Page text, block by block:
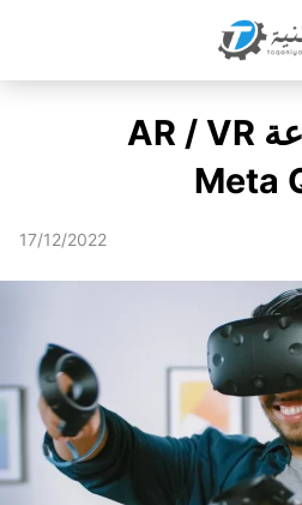
HTC لديها سماعة AR / VR
17/12/2022